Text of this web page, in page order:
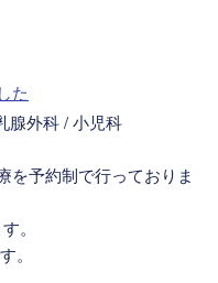
た
を予約制で行っておりま
。
。